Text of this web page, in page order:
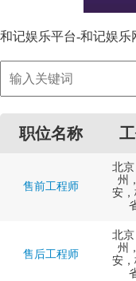
和记娱乐平台-和记娱乐
职位名称
售前工程师
北
州
安
售后工程师
北
州
安